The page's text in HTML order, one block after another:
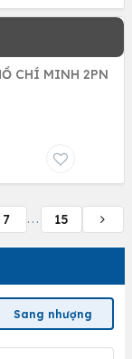
Sang nhượng
7 ... 15